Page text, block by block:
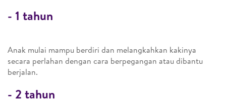
- 1 tahun
Anak mulai mampu berdiri dan melangkahkan kakinya
secara perlahan dengan cara berpegangan atau dibantu
berjalan.
- 2 tahun